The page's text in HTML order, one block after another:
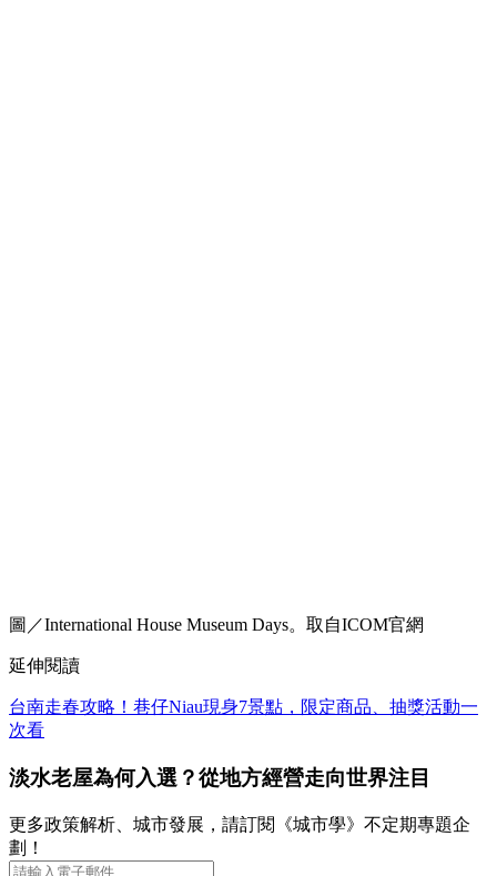
圖／International House Museum Days。取自ICOM官網
延伸閱讀
台南走春攻略！巷仔Niau現身7景點，限定商品、抽獎活動一
次看
淡水老屋為何入選？從地方經營走向世界注目
更多政策解析、城市發展，請訂閱《城市學》不定期專題企
劃！